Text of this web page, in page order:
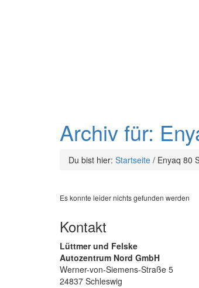
Archiv für:
Du bist hier: Startseite / Enyaq 80
Es konnte leider nichts gefunden werden
Kontakt
Lüttmer und Felske
Autozentrum Nord GmbH
Werner-von-Siemens-Straße 5
24837 Schleswig